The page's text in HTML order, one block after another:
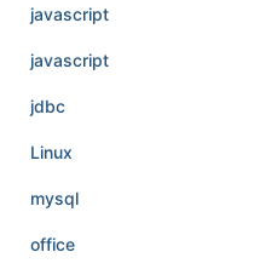
javascript
javascript
jdbc
Linux
mysql
office